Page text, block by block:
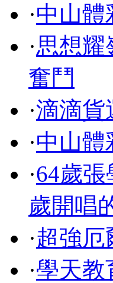
·中山體
·思想耀
奮鬥
·滴滴貨
·中山體
·64歲
歲開唱
·超強厄
·學天教